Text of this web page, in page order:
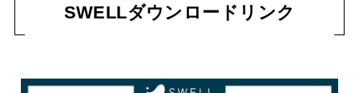
SWELLダウンロードリンク